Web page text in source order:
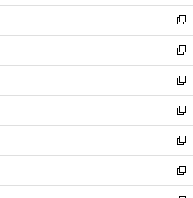
し
い
ウ
ィ
ン
ド
ウ
で
開
く
新
し
い
ウ
ィ
ン
ド
ウ
で
開
く
新
し
い
ウ
ィ
ン
ド
ウ
で
開
新
し
い
ウ
ィ
ン
ド
ウ
新
し
い
ウ
ィ
ン
新
し
い
ウ
新
し